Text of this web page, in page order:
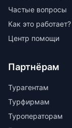
Частые вопросы
Как это работает?
Центр помощи
Партнёрам
Турагентам
Турфирмам
Туроператорам